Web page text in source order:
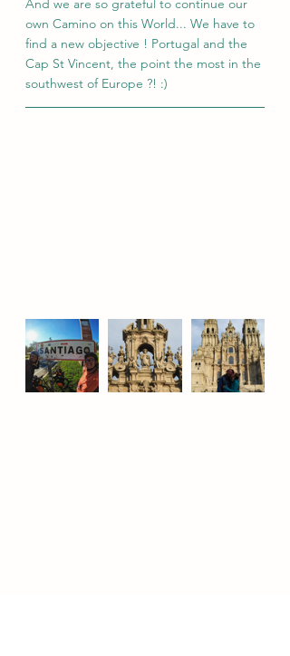
And we are so grateful to continue our
own Camino on this World... We have to
find a new objective ! Portugal and the
Cap St Vincent, the point the most in the
southwest of Europe ?! :)